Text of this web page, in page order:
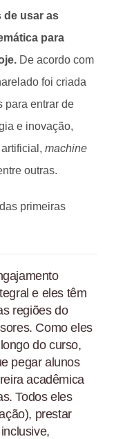
de usar as
para
De acordo com
foi criada
para entrar de
e inovação,
machine
outras.
primeiras
e eles têm
regiões do
Como eles
do curso,
pegar alunos
acadêmica
Todos eles
prestar